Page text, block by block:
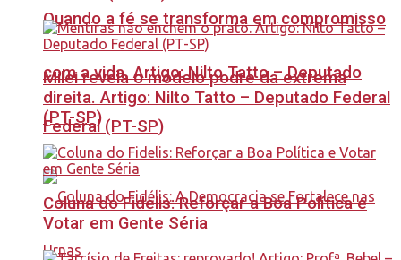
Quando a fé se transforma em compromisso
com a vida. Artigo: Nilto Tatto – Deputado
Federal (PT-SP)
Milei revela o modelo podre da extrema
direita. Artigo: Nilto Tatto – Deputado Federal
(PT-SP)
Coluna do Fidelis: Reforçar a Boa Política e
Votar em Gente Séria